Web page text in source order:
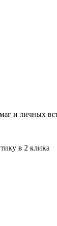
и личных
в 2 клика